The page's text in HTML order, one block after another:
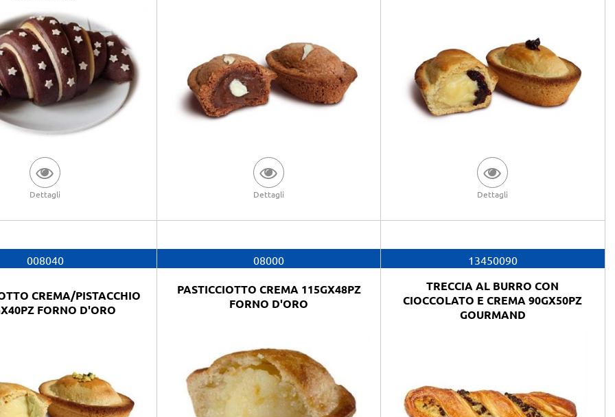
Dettagli Dettagli Dettagli
008040
CREMA/PISTACCHIO
FORNO D'ORO
08000
PASTICCIOTTO CREMA 115GX48PZ
FORNO D'ORO
13450090
TRECCIA AL BURRO CON
CIOCCOLATO E CREMA 90GX50PZ
GOURMAND